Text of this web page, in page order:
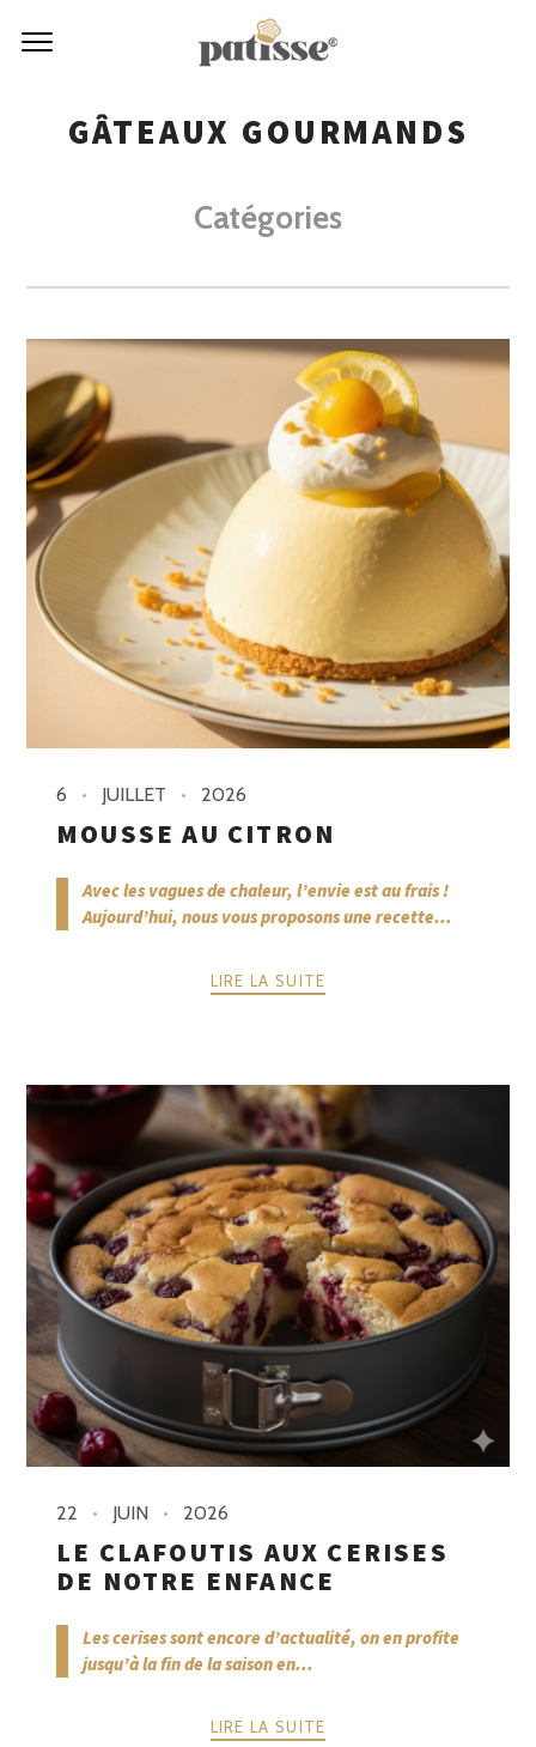
GÂTEAUX GOURMANDS
Catégories
6 JUILLET 2026
MOUSSE AU CITRON
Avec les vagues de chaleur, l’envie est au frais !
Aujourd’hui, nous vous proposons une recette...
LIRE LA SUITE
22 JUIN 2026
LE CLAFOUTIS AUX CERISES
DE NOTRE ENFANCE
Les cerises sont encore d’actualité, on en profite
jusqu’à la fin de la saison en...
LIRE LA SUITE